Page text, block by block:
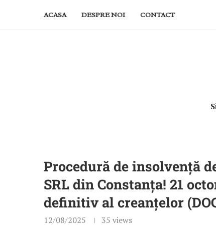
ACASA DESPRE NOI CONTACT
Procedură de insolvență
SRL din Constanța! 21
definitiv al creanțelor
12/08/2025 35 views